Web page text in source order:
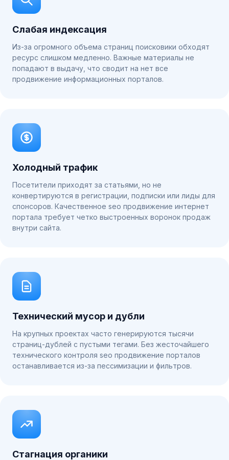
Слабая индексация
Из-за огромного объема страниц поисковики обходят
ресурс слишком медленно. Важные материалы не
попадают в выдачу, что сводит на нет все
продвижение информационных порталов.
Холодный трафик
Посетители приходят за статьями, но не
конвертируются в регистрации, подписки или лиды для
спонсоров. Качественное seo продвижение интернет
портала требует четко выстроенных воронок продаж
внутри сайта.
Технический мусор и дубли
На крупных проектах часто генерируются тысячи
страниц-дублей с пустыми тегами. Без жесточайшего
технического контроля seo продвижение порталов
останавливается из-за пессимизации и фильтров.
Стагнация органики